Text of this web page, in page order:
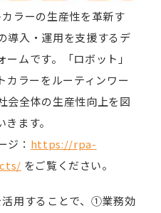
ラーの生産性を革新す
導入・運用を支援するデ
ムです。「ロボット」
カラーをルーティンワー
会全体の生産性向上を図
ます。
ジ： https://rpa-
をご覧ください。
用することで、①業務効